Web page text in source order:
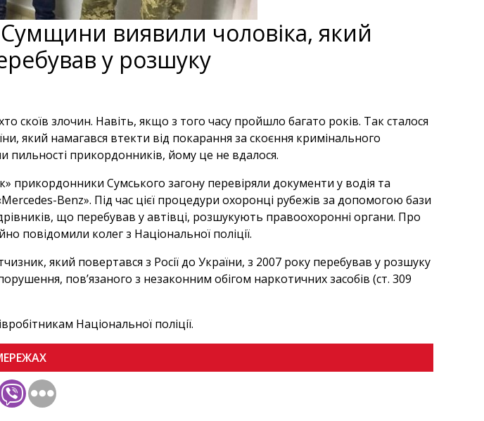
виявили чоловіка, який
у розшуку
скоїв злочин. Навіть, якщо з того часу пройшло багато років. Так сталося
який намагався втекти від покарання за скоєння кримінального
пильності прикордонників, йому це не вдалося.
прикордонники Сумського загону перевіряли документи у водія та
Benz». Під час цієї процедури охоронці рубежів за допомогою бази
що перебував у автівці, розшукують правоохоронні органи. Про
повідомили колег з Національної поліції.
який повертався з Росії до України, з 2007 року перебував у розшуку
пов’язаного з незаконним обігом наркотичних засобів (ст. 309
Національної поліції.